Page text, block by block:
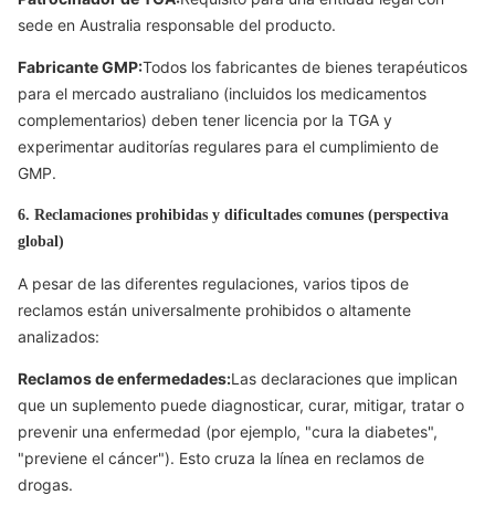
sede en Australia responsable del producto.
Fabricante GMP:Todos los fabricantes de bienes terapéuticos
para el mercado australiano (incluidos los medicamentos
complementarios) deben tener licencia por la TGA y
experimentar auditorías regulares para el cumplimiento de
GMP.
6. Reclamaciones prohibidas y dificultades comunes (perspectiva
global)
A pesar de las diferentes regulaciones, varios tipos de
reclamos están universalmente prohibidos o altamente
analizados:
Reclamos de enfermedades:Las declaraciones que implican
que un suplemento puede diagnosticar, curar, mitigar, tratar o
prevenir una enfermedad (por ejemplo, "cura la diabetes",
"previene el cáncer"). Esto cruza la línea en reclamos de
drogas.